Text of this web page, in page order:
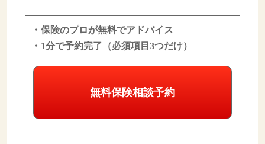
・保険のプロが無料でアドバイス
・1分で予約完了（必須項目3つだけ）
無料保険相談予約